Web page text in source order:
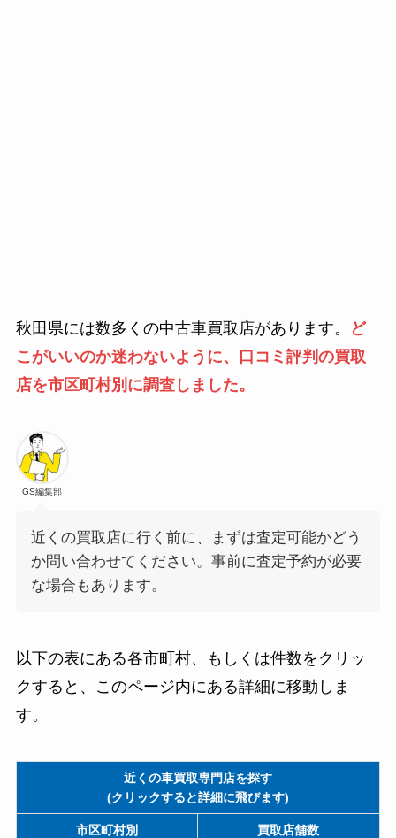
秋田県には数多くの中古車買取店があります。
ど
こがいいのか迷わないように、口コミ評判の買取
店を市区町村別に調査しました。
GS編集部
近くの買取店に行く前に、まずは査定可能かどう
か問い合わせてください。事前に査定予約が必要
な場合もあります。
以下の表にある各市町村、もしくは件数をクリッ
クすると、このページ内にある詳細に移動しま
す。
近くの車買取専門店を探す
(クリックすると詳細に飛びます)
市区町村別 買取店舗数